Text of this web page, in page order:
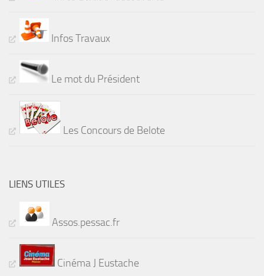
Infos Travaux
Le mot du Président
Les Concours de Belote
LIENS UTILES
Assos.pessac.fr
Cinéma J Eustache